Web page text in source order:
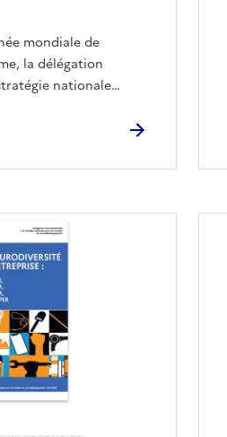
mondiale de
la délégation
nationale…